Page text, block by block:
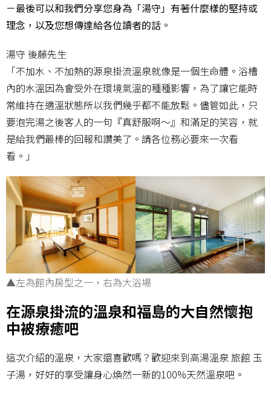
－最後可以和我們分享您身為「湯守」有著什麼樣的堅持或
理念，以及您想傳達給各位讀者的話。
湯守 後藤先生
「不加水、不加熱的源泉掛流溫泉就像是一個生命體。浴槽
內的水溫因為會受外在環境氣溫的種種影響，為了讓它能時
常維持在適溫狀態所以我們幾乎都不能放鬆。儘管如此，只
要泡完湯之後客人的一句『真舒服啊～』和滿足的笑容，就
是給我們最棒的回報和讚美了。請各位務必要來一次看
看。」
▲左為館內房型之一，右為大浴場
在源泉掛流的溫泉和福島的大自然懷抱
中被療癒吧
這次介紹的溫泉，大家還喜歡嗎？歡迎來到高湯溫泉 旅館 玉
子湯，好好的享受讓身心煥然一新的100%天然溫泉吧。